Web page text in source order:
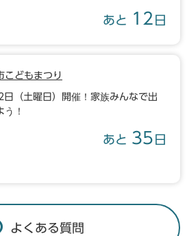
あと 12 日
こどもまつり
（土曜日）開催！家族みんなで出
う！
あと 35 日
よくある質問